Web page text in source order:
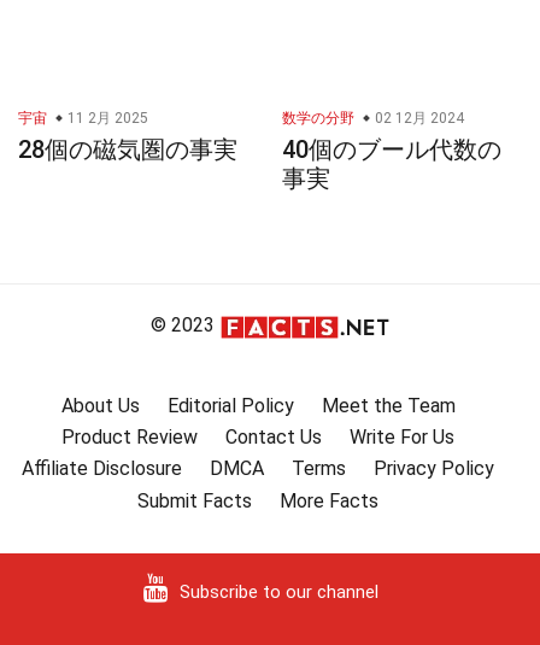
宇宙 11 2月 2025
28個の磁気圏の事実
数学の分野 02 12月 2024
40個のブール代数の
事実
© 2023
About Us Editorial Policy
Meet the Team
Product Review
Contact Us
Write For Us
Affiliate Disclosure
DMCA Terms
Privacy Policy
Submit Facts
More Facts
Subscribe to our channel